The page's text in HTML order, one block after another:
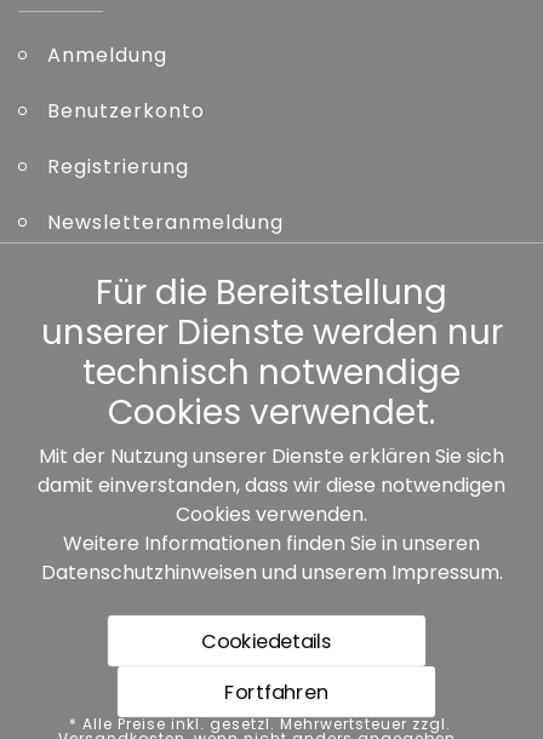
Anmeldung
Benutzerkonto
Registrierung
Newsletteranmeldung
Kennwort vergessen
Sonstiges
Unsere Partner:
* Alle Preise inkl. gesetzl. Mehrwertsteuer zzgl.
Für die Bereitstellung
unserer Dienste werden nur
technisch notwendige
Cookies verwendet.
Mit der Nutzung unserer Dienste erklären Sie sich
damit einverstanden, dass wir diese notwendigen
Cookies verwenden.
Weitere Informationen finden Sie in unseren
Datenschutzhinweisen und unserem Impressum.
Cookiedetails
Fortfahren
* Alle Preise inkl. gesetzl. Mehrwertsteuer zzgl.